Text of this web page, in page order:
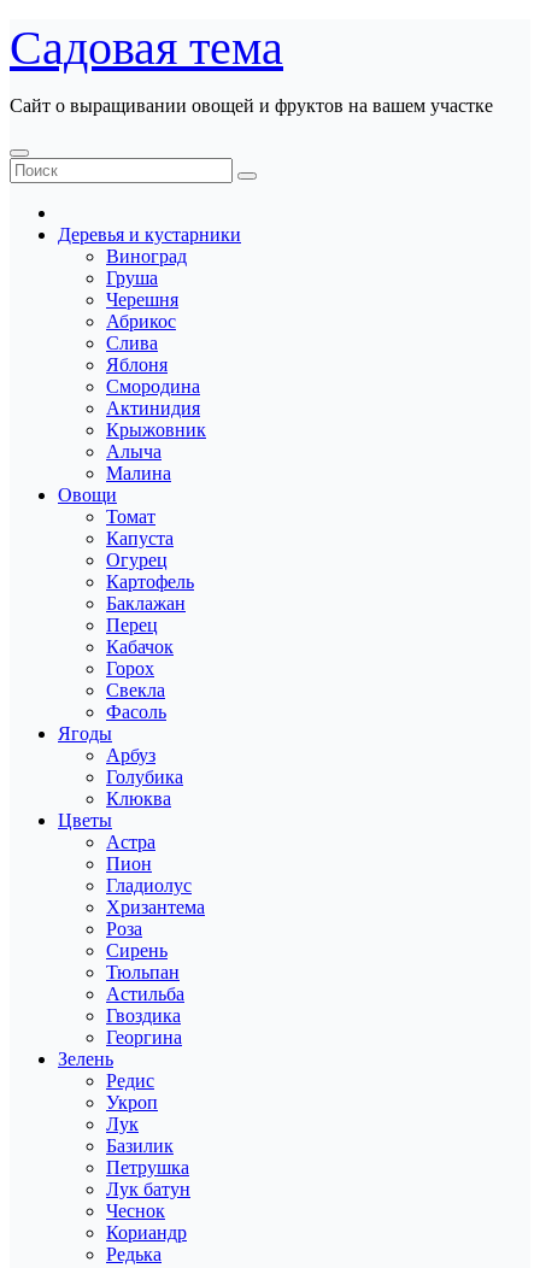
Перейти
к
содержанию
Садовая тема
Сайт о выращивании овощей и фруктов на вашем участке
Деревья и кустарники
Виноград
Груша
Черешня
Абрикос
Слива
Яблоня
Смородина
Актинидия
Крыжовник
Алыча
Малина
Овощи
Томат
Капуста
Огурец
Картофель
Баклажан
Перец
Кабачок
Горох
Свекла
Фасоль
Ягоды
Арбуз
Голубика
Клюква
Цветы
Астра
Пион
Гладиолус
Хризантема
Роза
Сирень
Тюльпан
Астильба
Гвоздика
Георгина
Зелень
Редис
Укроп
Лук
Базилик
Петрушка
Лук батун
Чеснок
Кориандр
Редька